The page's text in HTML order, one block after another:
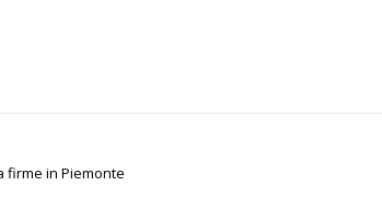
firme in Piemonte